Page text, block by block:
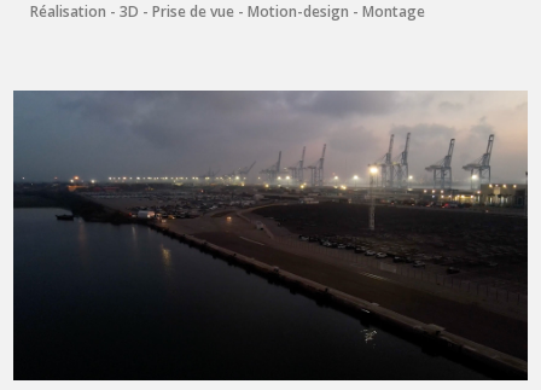
Réalisation - 3D - Prise de vue - Motion-design - Montage